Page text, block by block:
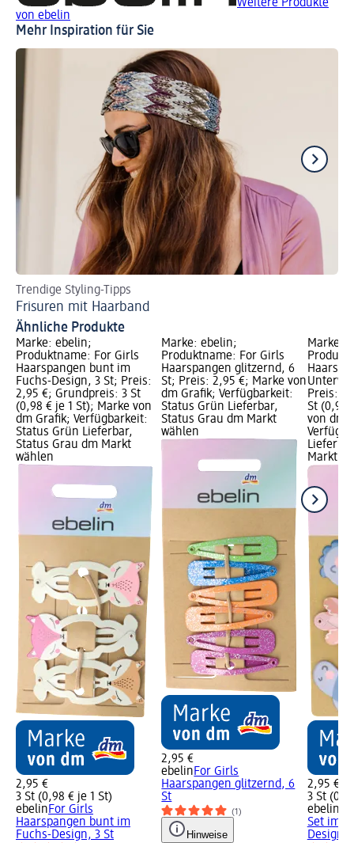
Weitere Produkte
von ebelin
Mehr Inspiration für Sie
Trendige Styling-Tipps
Frisuren mit Haarband
Ähnliche Produkte
Marke: ebelin;
Produktname: For Girls
Haarspangen bunt im
Fuchs-Design, 3 St; Preis:
2,95 €; Grundpreis: 3 St
(0,98 € je 1 St); Marke von
dm Grafik; Verfügbarkeit:
Status Grün Lieferbar,
Status Grau dm Markt
wählen
2,95 €
3 St (0,98 € je 1 St)
ebelinFor Girls
Haarspangen bunt im
Fuchs-Design, 3 St
Marke: ebelin;
Produktname: For Girls
Haarspangen glitzernd, 6
St; Preis: 2,95 €; Marke von
dm Grafik; Verfügbarkeit:
Status Grün Lieferbar,
Status Grau dm Markt
wählen
2,95 €
ebelinFor Girls
Haarspangen glitzernd, 6
St
(1)
Hinweise
Marke:
Preis:
St (0,98
von dm
Markt
2,95 €
3 St
ebelin
Set im
Design,